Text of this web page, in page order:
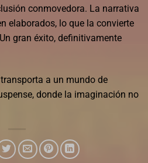
conmovedora. La narrativa
elaborados, lo que la convierte
gran éxito, definitivamente
a un mundo de
donde la imaginación no